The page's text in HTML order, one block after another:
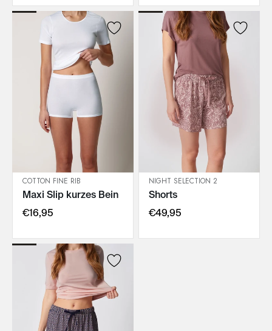
IN DEN WARENKORB
COTTON FINE RIB
Maxi Slip kurzes Bein
€16,95
IN DEN WARENKORB
NIGHT SELECTION 2
Shorts
€49,95